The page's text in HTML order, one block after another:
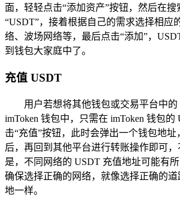
面，轻轻点击“添加资产”按钮，然后在搜
“USDT”，接着根据自己的需求选择相应
络、波场网络等，最后点击“添加”，
到钱包大家庭中了。
充值 USDT
用户若想将其他钱包或交易平台中的
imToken 钱包中，只需在 imToken 钱包
击“充值”按钮，此时会弹出一个钱包地
后，再回到其他平台进行转账操作即可
是，不同网络的 USDT 充值地址可能有
确保选择正确的网络，就像选择正确的
地一样。